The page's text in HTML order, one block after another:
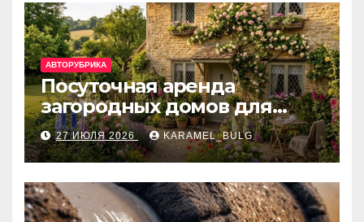
АВТОРУБРИКА
Посуточная аренда
загородных домов для
отдыха
27 ИЮЛЯ 2026 KARAMEL_BULG